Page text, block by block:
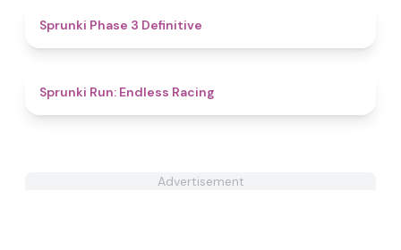
Sprunki Phase 3 Definitive
Sprunki Run: Endless Racing
Advertisement